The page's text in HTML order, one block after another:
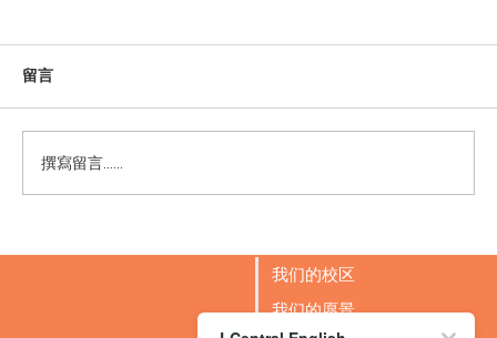
2025年度 “最佳优质英语培优与教育”大奖
留言
撰寫留言......
我们的校区
我们的愿景